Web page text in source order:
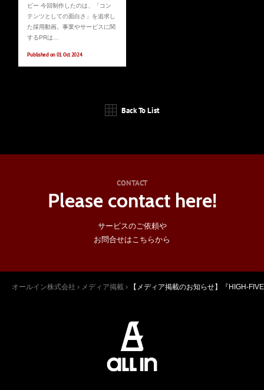
ビー 今回制作したのは、「コン
テンツとしての面白さ」を追求し
た採用動画。事業やサービスに関
するPRは…
Published on 01 Oct 2024
Back To List
CONTACT
Please contact here!
サービスのご依頼や
お問合せはこちらから
オールイン株式会社 › メディア掲載 › 【メディア掲載のお知らせ】『HIGH-